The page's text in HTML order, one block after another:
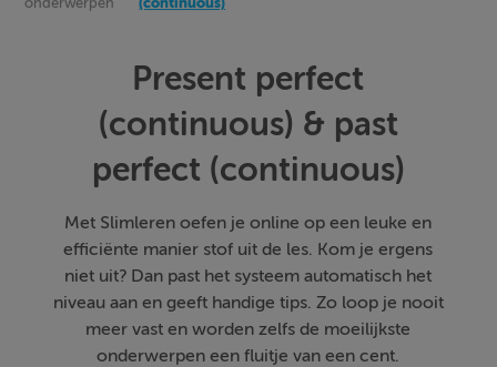
Present perfect
(continuous) & past
perfect (continuous)
Met Slimleren oefen je online op een leuke en
efficiënte manier stof uit de les. Kom je ergens
niet uit? Dan past het systeem automatisch het
niveau aan en geeft handige tips. Zo loop je nooit
meer vast en worden zelfs de moeilijkste
onderwerpen een fluitje van een cent.